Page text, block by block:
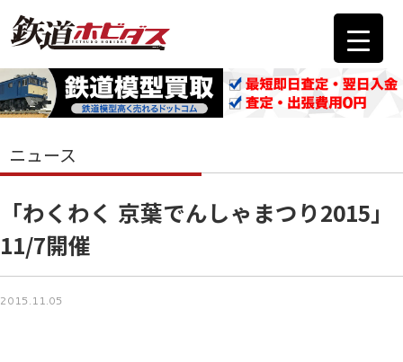
ニュース
「わくわく 京葉でんしゃまつり2015」
11/7開催
2015.11.05